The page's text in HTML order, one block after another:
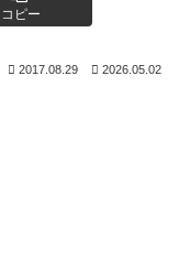
コピー
2017.08.29 2026.05.02